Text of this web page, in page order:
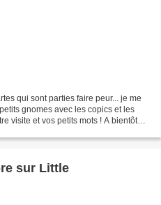
qui sont parties faire peur... je me
gnomes avec les copics et les
visite et vos petits mots ! A bientôt
sur Little